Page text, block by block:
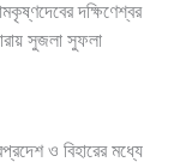
দক্ষিণেশ্বর
সুজলা সুফলা
ও বিহারের মধ্যে